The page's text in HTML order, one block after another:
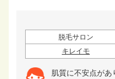
脱毛サロン
キレイモ
肌質に不安点が